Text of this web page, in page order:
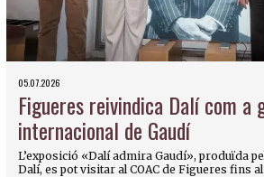
05.07.2026
Figueres reivindica Dalí com a
internacional de Gaudí
L’exposició «Dalí admira Gaudí», produïda
Dalí, es pot visitar al COAC de Figueres fins